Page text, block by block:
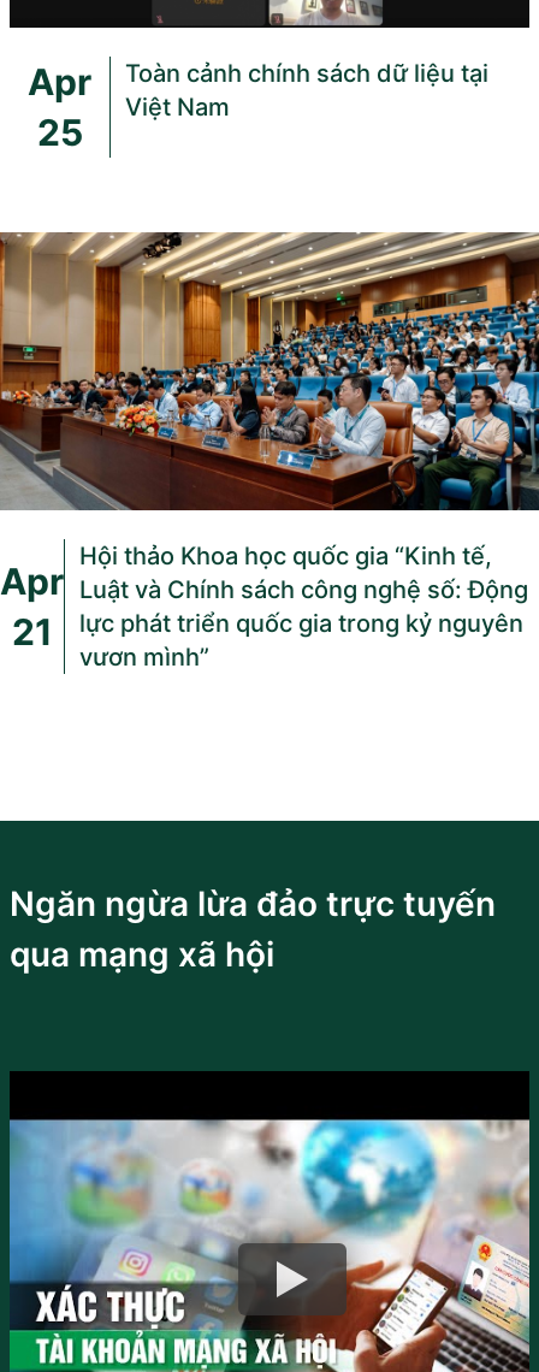
Apr
25
Toàn cảnh chính sách dữ liệu tại
Việt Nam
Apr
21
Hội thảo Khoa học quốc gia “Kinh tế,
Luật và Chính sách công nghệ số: Động
lực phát triển quốc gia trong kỷ nguyên
vươn mình”
Ngăn ngừa lừa đảo trực tuyến
qua mạng xã hội